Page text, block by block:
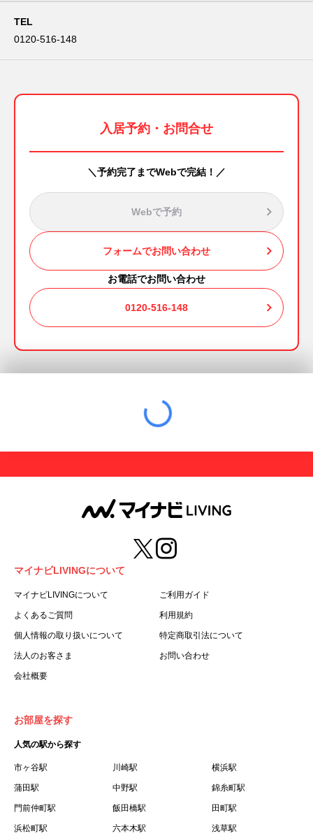
TEL
0120-516-148
入居予約・お問合せ
＼予約完了までWebで完結！／
Webで予約
フォームでお問い合わせ
お電話でお問い合わせ
0120-516-148
マイナビLIVINGについて
マイナビLIVINGについて ご利用ガイド
よくあるご質問 利用規約
個人情報の取り扱いについて 特定商取引法について
法人のお客さま お問い合わせ
会社概要
お部屋を探す
人気の駅から探す
市ヶ谷駅 川崎駅 横浜駅
蒲田駅 中野駅 錦糸町駅
門前仲町駅 飯田橋駅 田町駅
浜松町駅 六本木駅 浅草駅